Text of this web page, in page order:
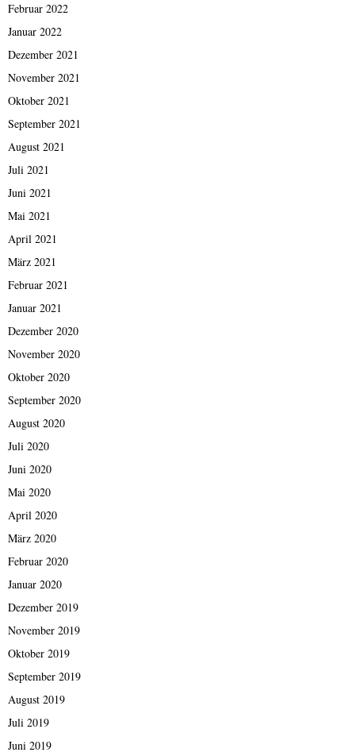
Februar 2022
Januar 2022
Dezember 2021
November 2021
Oktober 2021
September 2021
August 2021
Juli 2021
Juni 2021
Mai 2021
April 2021
März 2021
Februar 2021
Januar 2021
Dezember 2020
November 2020
Oktober 2020
September 2020
August 2020
Juli 2020
Juni 2020
Mai 2020
April 2020
März 2020
Februar 2020
Januar 2020
Dezember 2019
November 2019
Oktober 2019
September 2019
August 2019
Juli 2019
Juni 2019